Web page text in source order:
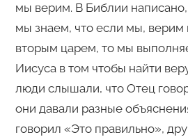
мы верим. В Библии написано,
мы знаем, что если мы, верим
вторым царем, то мы
Иисуса в том чтобы найти
люди слышали, что Отец
они давали разные
говорил «Это правильно»,